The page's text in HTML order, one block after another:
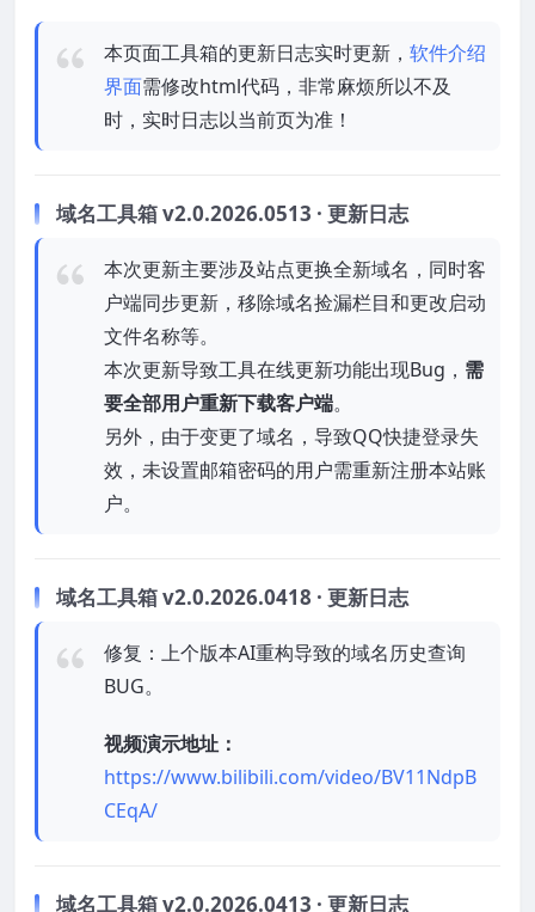
本页面工具箱的更新日志实时更新， 软件介绍
界面需修改html代码，非常麻烦所以不及
时，实时日志以当前页为准！
域名工具箱 v2.0.2026.0513 · 更新日志
本次更新主要涉及站点更换全新域名，同时客
户端同步更新，移除域名捡漏栏目和更改启动
文件名称等。
本次更新导致工具在线更新功能出现Bug， 需
要全部用户重新下载客户端。
另外，由于变更了域名，导致QQ快捷登录失
效，未设置邮箱密码的用户需重新注册本站账
户。
域名工具箱 v2.0.2026.0418 · 更新日志
修复：上个版本AI重构导致的域名历史查询
BUG。
视频演示地址：
https://www.bilibili.com/video/BV11NdpB
CEqA/
域名工具箱 v2.0.2026.0413 · 更新日志